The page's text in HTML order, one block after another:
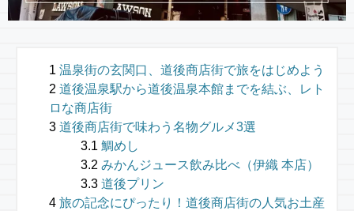
温泉街の玄関口、道後商店街で旅をはじめよう
道後温泉駅から道後温泉本館までを結ぶ、レト
ロな商店街
道後商店街で味わう名物グルメ3選
鯛めし
みかんジュース飲み比べ（伊織 本店）
道後プリン
旅の記念にぴったり！道後商店街の人気お土産